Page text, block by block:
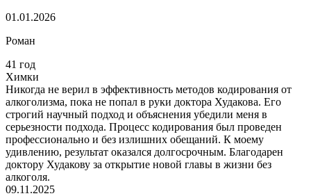
01.01.2026
Роман
41 год
Химки
Никогда не верил в эффективность методов кодирования от
алкоголизма, пока не попал в руки доктора Худакова. Его
строгий научный подход и объяснения убедили меня в
серьезности подхода. Процесс кодирования был проведен
профессионально и без излишних обещаний. К моему
удивлению, результат оказался долгосрочным. Благодарен
доктору Худакову за открытие новой главы в жизни без
алкоголя.
09.11.2025